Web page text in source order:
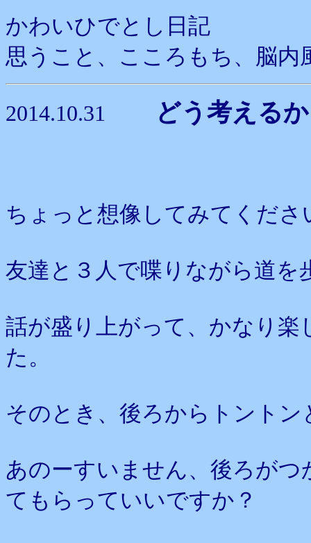
かわいひでとし日記
思うこと、こころもち、脳内
2014.10.31 どう考える
ちょっと想像してみてくださ
友達と３人で喋りながら道を
話が盛り上がって、かなり
た。
そのとき、後ろからトント
あのーすいません、後ろが
てもらっていいですか？